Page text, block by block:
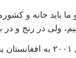
ما باید خانه و
ولی در رنج و
حالا فروتن که